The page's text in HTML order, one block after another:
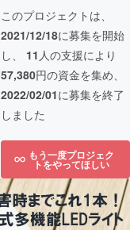
このプロジェクトは、
2021/12/18に募集を開始
し、 11 人の支援により
57,380円の資金を集め、
2022/02/01に募集を終了
しました
もう一度プロジェク
トをやってほしい